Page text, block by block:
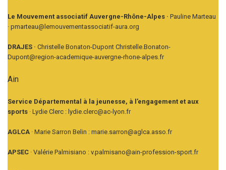
Le Mouvement associatif Auvergne-Rhône-Alpes · Pauline Marteau
· pmarteau@lemouvementassociatif-aura.org
DRAJES · Christelle Bonaton-Dupont Christelle.Bonaton-
Dupont@region-academique-auvergne-rhone-alpes.fr
Ain
Service Départemental à la jeunesse, à l’engagement et aux
sports · Lydie Clerc : lydie.clerc@ac-lyon.fr
AGLCA · Marie Sarron Belin : marie.sarron@aglca.asso.fr
APSEC · Valérie Palmisiano : v.palmisano@ain-profession-sport.fr